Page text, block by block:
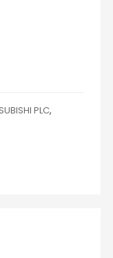
PLC,